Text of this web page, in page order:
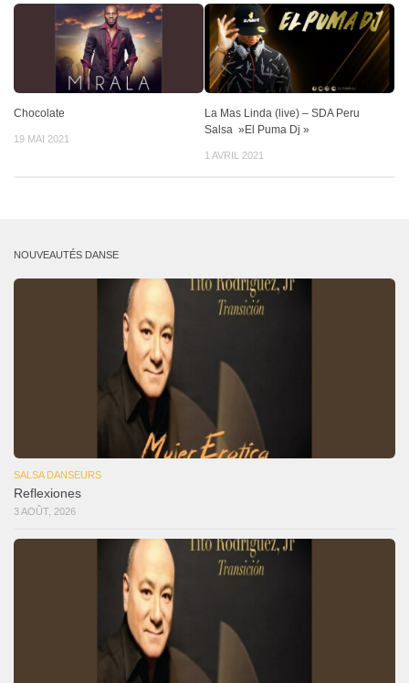
Chocolate
19 MAI 2021
La Mas Linda (live) – SDA Peru
Salsa »El Puma Dj »
1 AVRIL 2021
NOUVEAUTÉS DANSE
SALSA DANSEURS
Reflexiones
3 AOÛT, 2026